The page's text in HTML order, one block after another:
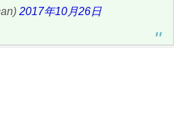
2017年10月26日